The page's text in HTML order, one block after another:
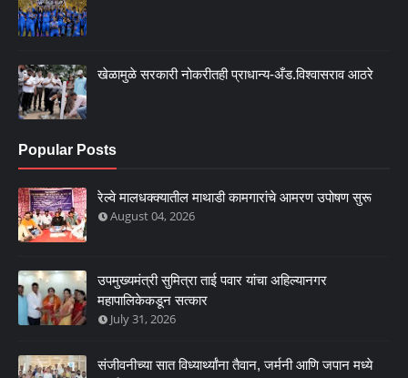
खेळामुळे सरकारी नोकरीतही प्राधान्य-अँड.विश्वासराव आठरे
Popular Posts
रेल्वे मालधक्क्यातील माथाडी कामगारांचे आमरण उपोषण सुरू
August 04, 2026
उपमुख्यमंत्री सुमित्रा ताई पवार यांचा अहिल्यानगर
महापालिकेकडून सत्कार
July 31, 2026
संजीवनीच्या सात विध्यार्थ्यांना तैवान, जर्मनी आणि जपान मध्ये